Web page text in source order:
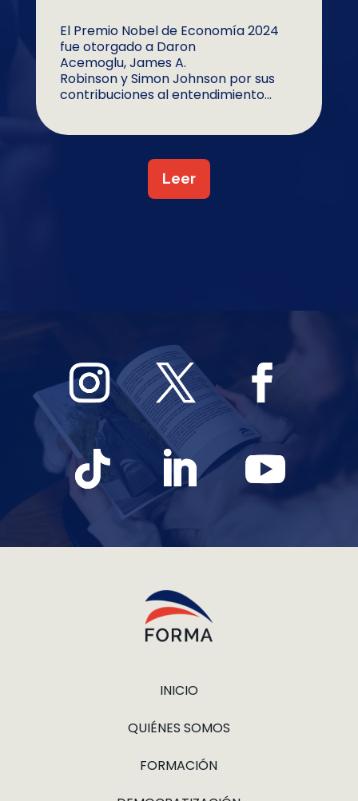
El Premio Nobel de Economía 2024
fue otorgado a Daron
Acemoglu, James A.
Robinson y Simon Johnson por sus
contribuciones al entendimiento...
Leer
INICIO
QUIÉNES SOMOS
FORMACIÓN